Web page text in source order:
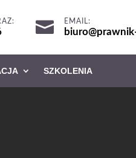
 EMAIL:
SZKOLENIA